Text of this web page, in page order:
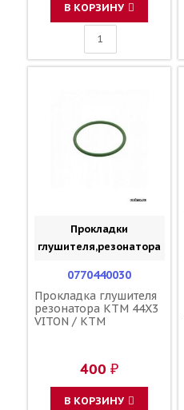
В КОРЗИНУ
Прокладки
глушителя,резонатора
0770440030
Прокладка глушителя
резонатора KTM 44X3
VITON / KTM
400 ₽
В КОРЗИНУ